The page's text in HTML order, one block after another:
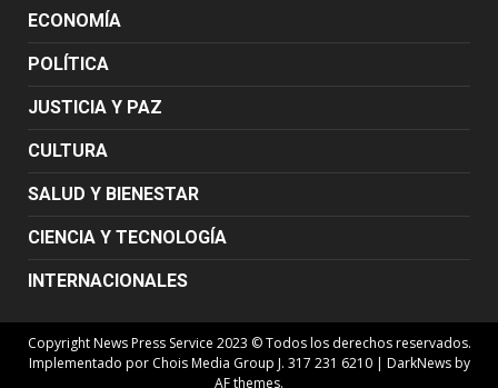
ECONOMÍA
POLÍTICA
JUSTICIA Y PAZ
CULTURA
SALUD Y BIENESTAR
CIENCIA Y TECNOLOGÍA
INTERNACIONALES
Copyright News Press Service 2023 © Todos los derechos reservados.
Implementado por Chois Media Group J. 317 231 6210 | DarkNewsby
AF themes.